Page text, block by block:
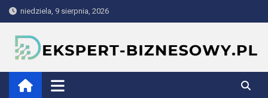
Skip
to
content
niedziela, 9 sierpnia, 2026
ekspert-biznesowy.pl